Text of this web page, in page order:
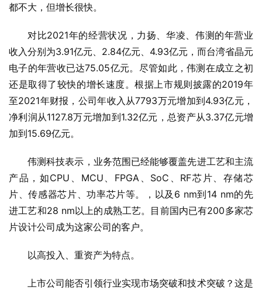
都不大，但增长很快。
对比2021年的经营状况，力扬、华凌、伟测的年营业
收入分别为3.91亿元、2.84亿元、4.93亿元，而台湾省晶元
电子的年营收已达75.05亿元。尽管如此，伟测在成立之初
还是取得了较快的增长速度。根据上市规则披露的2019年
至2021年财报，公司年收入从7793万元增加到4.93亿元，
净利润从1127.8万元增加到1.32亿元，总资产从3.37亿元增
加到15.69亿元。
伟测科技表示，业务范围已经能够覆盖先进工艺和主流
产品，如CPU、MCU、FPGA、SoC、RF芯片、存储芯
片、传感器芯片、功率芯片等。，以及6 nm到14 nm的先
进工艺和28 nm以上的成熟工艺。目前国内已有200多家芯
片设计公司成为这家公司的客户。
以高投入、重资产为特点。
上市公司能否引领行业实现市场突破和技术突破？这是